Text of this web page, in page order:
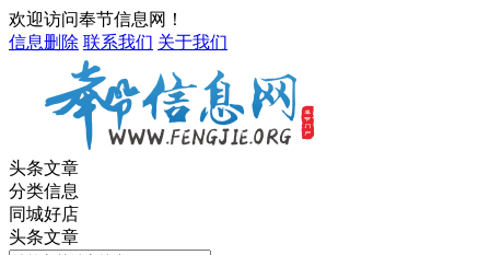
欢迎访问奉节信息网！
信息删除 联系我们 关于我们
头条文章
分类信息
同城好店
头条文章